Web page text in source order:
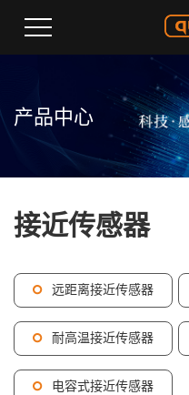
产品中心
接近传感器
远距离接近传感器
耐高温接近传感器
电容式接近传感器